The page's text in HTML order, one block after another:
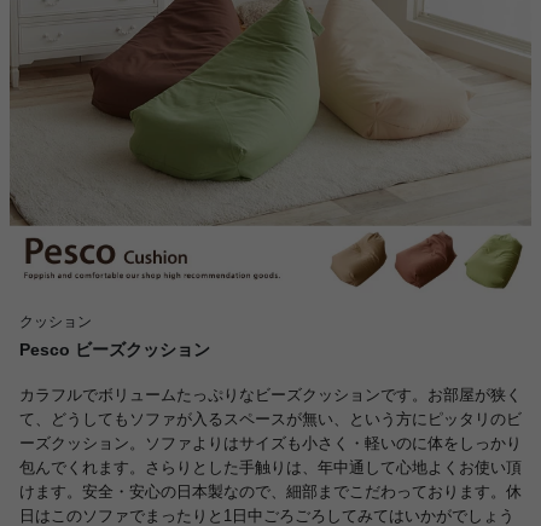
クッション
Pesco ビーズクッション
カラフルでボリュームたっぷりなビーズクッションです。お部屋が狭く
て、どうしてもソファが入るスペースが無い、という方にピッタリのビ
ーズクッション。ソファよりはサイズも小さく・軽いのに体をしっかり
包んでくれます。さらりとした手触りは、年中通して心地よくお使い頂
けます。安全・安心の日本製なので、細部までこだわっております。休
日はこのソファでまったりと1日中ごろごろしてみてはいかがでしょう